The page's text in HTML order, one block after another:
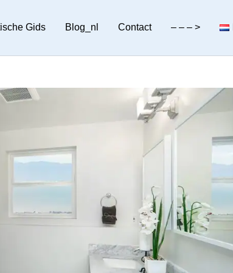
Gids Blog_nl Contact – – – >